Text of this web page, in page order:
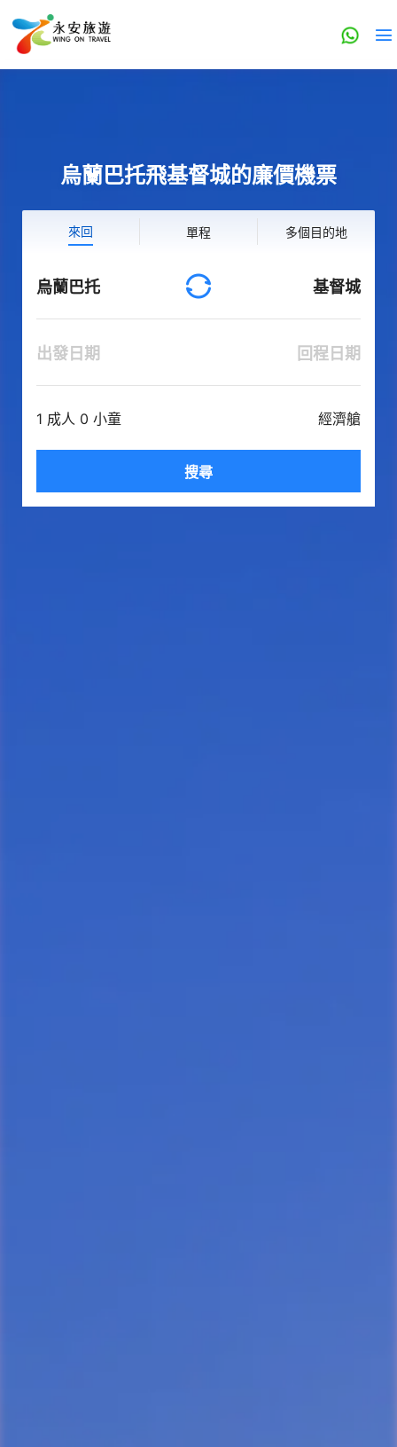
烏蘭巴托飛基督城的廉價機票
來回 單程 多個目的地
烏蘭巴托 基督城
出發日期 回程日期
1 成人 0 小童 經濟艙
搜尋